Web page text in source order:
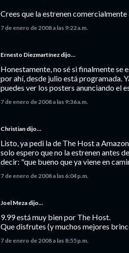
Crees que la estrenen
7 de enero de 2008 a las 9:22 a.m.
Ernesto Diezmartínez dijo…
Honestamente, no sé si finalmente
por ahí, desde julio está programada.
puedes ver los posters anunciando el
7 de enero de 2008 a las 9:36 a.m.
Christian dijo…
Listo, ya pedi la de The Host a
solo espero que no la estrenen antes
decir: "que bueno que ya viene en
7 de enero de 2008 a las 6:04 p.m.
Joel Meza dijo…
9.99 está muy bien por The Host.
Que disfrutes (y muchos mejores
7 de enero de 2008 a las 8:55 p.m.